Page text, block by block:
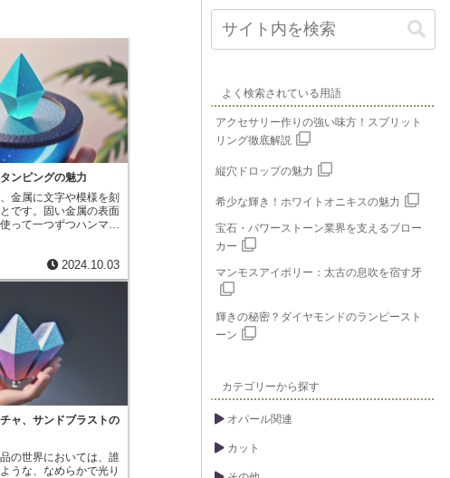
ンピングの魅力
金属に文字や模様を刻
です。固い金属の表面
って一つずつハンマー
印」と呼びます。スタ
ら世界各地で用いられ
法です。金属に文字や
たりしてきました。今
均一に刻印することも
によるスタンピング
かみのある風合いが特
打ち方や力の入れ具合
て同じ仕上がりにはな
れや深さの変化が、味
品を生み出すため、近
され、多くの人に愛さ
2024.10.03
ャ、サンドブラストの
の世界においては、誰
うな、なめらかで光り
よく検索されている用語
アクセサリー作りの強い味方！スプリット
リング徹底解説
縦穴ドロップの魅力
希少な輝き！ホワイトオニキスの魅力
宝石・パワーストーン業界を支えるブロー
カー
マンモスアイボリー：太古の息吹を宿す牙
輝きの秘密？ダイヤモンドのランピースト
ーン
カテゴリーから探す
オパール関連
カット